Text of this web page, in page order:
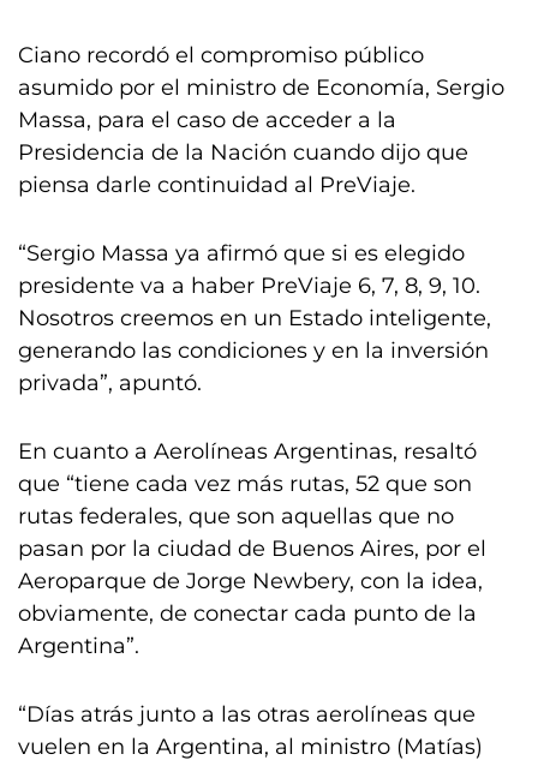
Ciano recordó el compromiso público
asumido por el ministro de Economía, Sergio
Massa, para el caso de acceder a la
Presidencia de la Nación cuando dijo que
piensa darle continuidad al PreViaje.
“Sergio Massa ya afirmó que si es elegido
presidente va a haber PreViaje 6, 7, 8, 9, 10.
Nosotros creemos en un Estado inteligente,
generando las condiciones y en la inversión
privada”, apuntó.
En cuanto a Aerolíneas Argentinas, resaltó
que “tiene cada vez más rutas, 52 que son
rutas federales, que son aquellas que no
pasan por la ciudad de Buenos Aires, por el
Aeroparque de Jorge Newbery, con la idea,
obviamente, de conectar cada punto de la
Argentina”.
“Días atrás junto a las otras aerolíneas que
vuelen en la Argentina, al ministro (Matías)